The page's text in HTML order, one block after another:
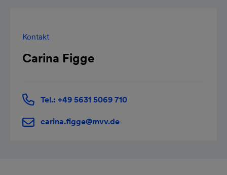
Kontakt
Carina Figge
Tel.: +49 5631 5069 710
carina.figge@mvv.de